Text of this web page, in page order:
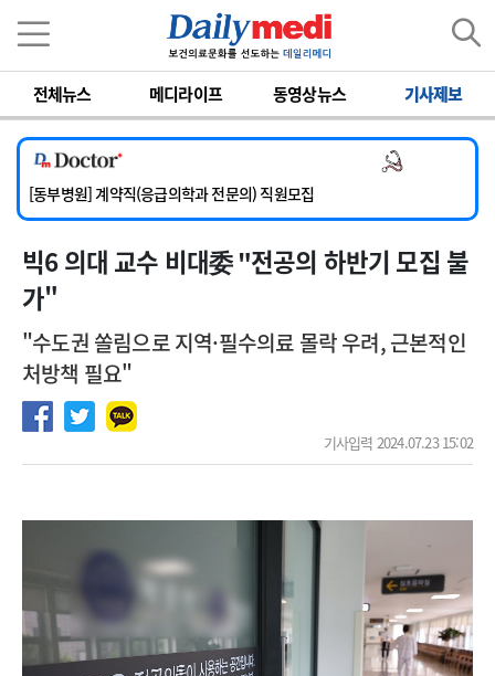
전체뉴스 메디라이프 동영상뉴스 기사제보
[서울아산병원] 2026년 하반기 인턴 모집
[영남대학교의료원] 마취통증의학과 임기제 임상의사 채용
[충남대학교병원] 소아청소년과(소아응급전담) 계약직 의사 공개채용
[동부병원] 계약직(응급의학과 전문의) 직원모집
[이대목동병원] 하반기 전공의(레지던트1년차) 모집
[서울아산병원] 2026년 하반기 인턴 모집
[영남대학교의료원] 마취통증의학과 임기제 임상의사 채용
빅6 의대 교수 비대委 "전공의 하반기 모집 불
가"
"수도권 쏠림으로 지역·필수의료 몰락 우려, 근본적인
처방책 필요"
기사입력 2024.07.23 15:02